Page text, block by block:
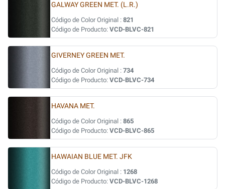
GALWAY GREEN MET. (L.R.)
Código de Color Original : 821
Código de Producto: VCD-BLVC-821
GIVERNEY GREEN MET.
Código de Color Original : 734
Código de Producto: VCD-BLVC-734
HAVANA MET.
Código de Color Original : 865
Código de Producto: VCD-BLVC-865
HAWAIAN BLUE MET. JFK
Código de Color Original : 1268
Código de Producto: VCD-BLVC-1268